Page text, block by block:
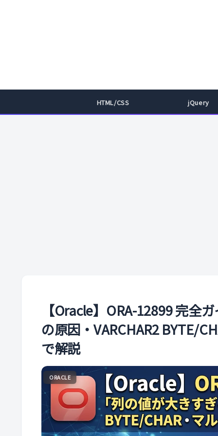
HTML/CSS jQuery
【Oracle】ORA-12899 完全
の原因・VARCHAR2 BYTE/
で解説
ORACLE